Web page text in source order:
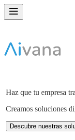
Haz que tu empresa
Creamos soluciones
Descubre nuestras